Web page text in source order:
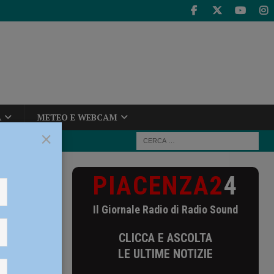
METEO E WEBCAM
del 1,6% PIACENZA24
Il Giornale Radio di Radio Sound
CLICCA E ASCOLTA
LE ULTIME NOTIZIE
×